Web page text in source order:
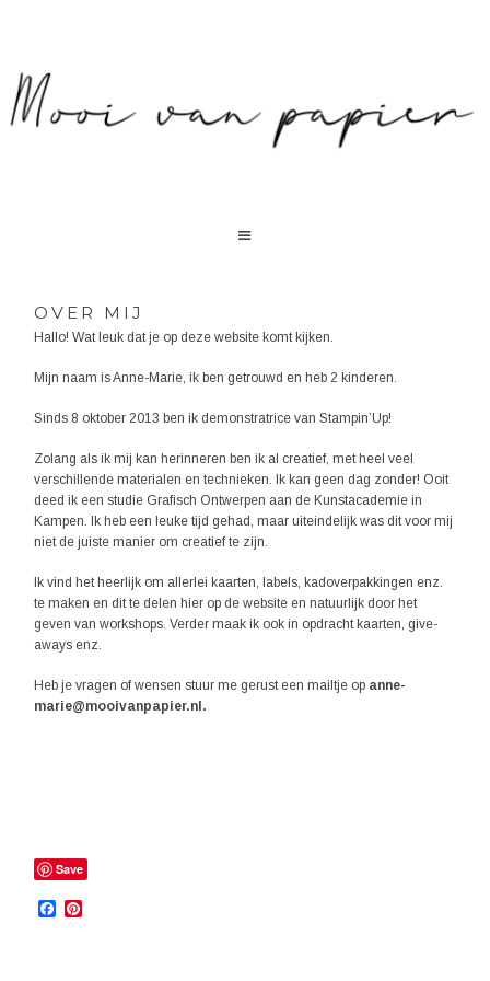
OVER MIJ
Hallo! Wat leuk dat je op deze website komt kijken.
Mijn naam is Anne-Marie, ik ben getrouwd en heb 2 kinderen.
Sinds 8 oktober 2013 ben ik demonstratrice van Stampin’Up!
Zolang als ik mij kan herinneren ben ik al creatief, met heel veel
verschillende materialen en technieken. Ik kan geen dag zonder! Ooit
deed ik een studie Grafisch Ontwerpen aan de Kunstacademie in
Kampen. Ik heb een leuke tijd gehad, maar uiteindelijk was dit voor mij
niet de juiste manier om creatief te zijn.
Ik vind het heerlijk om allerlei kaarten, labels, kadoverpakkingen enz.
te maken en dit te delen hier op de website en natuurlijk door het
geven van workshops. Verder maak ik ook in opdracht kaarten, give-
aways enz.
Heb je vragen of wensen stuur me gerust een mailtje op anne-
marie@mooivanpapier.nl.
Save
Facebook